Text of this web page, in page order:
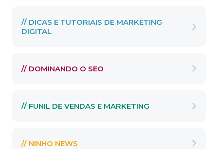
// DICAS E TUTORIAIS DE MARKETING
DIGITAL
// DOMINANDO O SEO
// FUNIL DE VENDAS E MARKETING
// NINHO NEWS